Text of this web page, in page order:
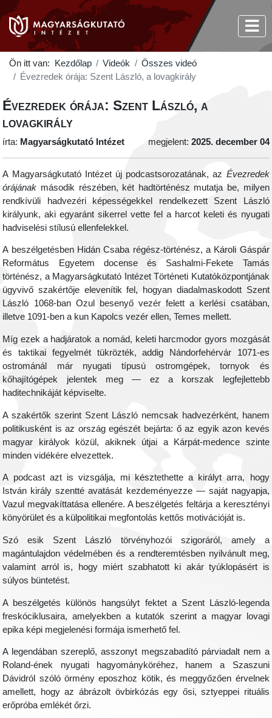
Ön itt van: Kezdőlap Videók
Összes videó
Évezredek órája: Szent László, a lovagkirály
Évezredek órája: Szent László, a
lovagkirály
írta: Magyarságkutató Intézet megjelent: 2025. december 04
A Magyarságkutató Intézet új podcastsorozatának, az Évezredek
órájának második részében, két hadtörténész mutatja be, milyen
rendkívüli hadvezéri képességekkel rendelkezett Szent László
királyunk, aki egyaránt sikerrel vette fel a harcot keleti és nyugati
hadviselési stílusú ellenfelekkel.
A beszélgetésben Hidán Csaba régész-történész, a Károli Gáspár
Református Egyetem docense és Sashalmi-Fekete Tamás
történész, a Magyarságkutató Intézet Történeti Kutatóközpontjának
ügyvivő szakértője elevenítik fel, hogyan diadalmaskodott Szent
László 1068-ban Ozul besenyő vezér felett a kerlési csatában,
illetve 1091-ben a kun Kapolcs vezér ellen, Temes mellett.
Míg ezek a hadjáratok a nomád, keleti harcmodor gyors mozgását
és taktikai fegyelmét tükrözték, addig Nándorfehérvár 1071-es
ostrománál már nyugati típusú ostromgépek, tornyok és
kőhajítógépek jelentek meg — ez a korszak legfejlettebb
haditechnikáját képviselte.
A szakértők szerint Szent László nemcsak hadvezérként, hanem
politikusként is az ország egészét bejárta: ő az egyik azon kevés
magyar királyok közül, akiknek útjai a Kárpát-medence szinte
minden vidékére elvezettek.
A podcast azt is vizsgálja, mi késztethette a királyt arra, hogy
István király szentté avatását kezdeményezze — saját nagyapja,
Vazul megvakíttatása ellenére. A beszélgetés feltárja a keresztényi
könyörület és a külpolitikai megfontolás kettős motivációját is.
Szó esik Szent László törvényhozói szigoráról, amely a
magántulajdon védelmében és a rendteremtésben nyilvánult meg,
valamint arról is, hogy miért szabhatott ki akár tyúklopásért is
súlyos büntetést.
A beszélgetés különös hangsúlyt fektet a Szent László-legenda
freskóciklusaira, amelyekben a kutatók szerint a magyar lovagi
epika képi megjelenési formája ismerhető fel.
A legendában szereplő, asszonyt megszabadító párviadalt nem a
Roland-ének nyugati hagyományköréhez, hanem a Szaszuni
Dávidról szóló örmény eposzhoz kötik, és meggyőzően érvelnek
amellett, hogy az ábrázolt övbirkózás egy ősi, sztyeppei rituális
erőpróba emlékét őrzi.